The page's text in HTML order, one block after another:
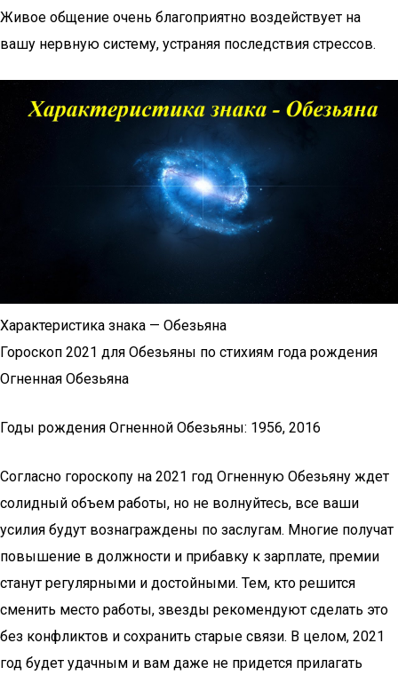
Живое общение очень благоприятно воздействует на
вашу нервную систему, устраняя последствия стрессов.
Характеристика знака — Обезьяна
Гороскоп 2021 для Обезьяны по стихиям года рождения
Огненная Обезьяна
Годы рождения Огненной Обезьяны: 1956, 2016
Согласно гороскопу на 2021 год Огненную Обезьяну ждет
солидный объем работы, но не волнуйтесь, все ваши
усилия будут вознаграждены по заслугам. Многие получат
повышение в должности и прибавку к зарплате, премии
станут регулярными и достойными. Тем, кто решится
сменить место работы, звезды рекомендуют сделать это
без конфликтов и сохранить старые связи. В целом, 2021
год будет удачным и вам даже не придется прилагать